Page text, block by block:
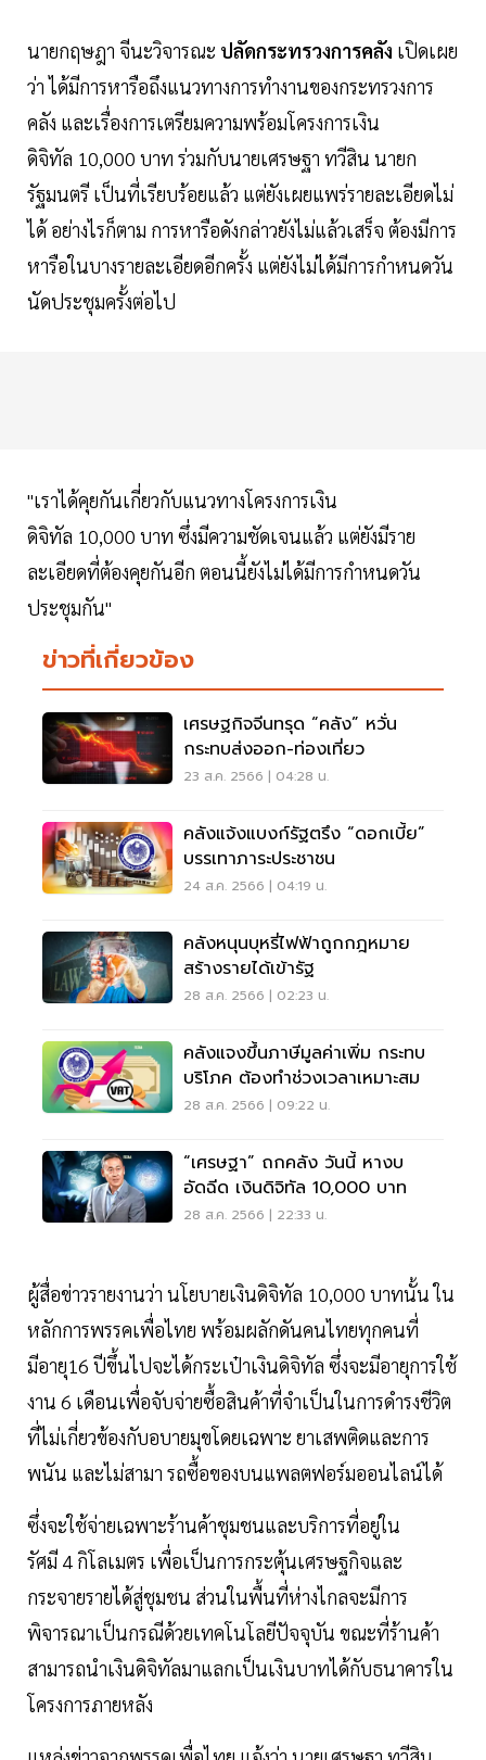
นายกฤษฎา จีนะวิจารณะ ปลัดกระทรวงการคลัง เปิดเผย
ว่า ได้มีการหารือถึงแนวทางการทำงานของกระทรวงการ
คลัง และเรื่องการเตรียมความพร้อมโครงการเงิน
ดิจิทัล 10,000 บาท ร่วมกับนายเศรษฐา ทวีสิน นายก
รัฐมนตรี เป็นที่เรียบร้อยแล้ว แต่ยังเผยแพร่รายละเอียดไม่
ได้ อย่างไรก็ตาม การหารือดังกล่าวยังไม่แล้วเสร็จ ต้องมีการ
หารือในบางรายละเอียดอีกครั้ง แต่ยังไม่ได้มีการกำหนดวัน
นัดประชุมครั้งต่อไป
"เราได้คุยกันเกี่ยวกับแนวทางโครงการเงิน
ดิจิทัล 10,000 บาท ซึ่งมีความชัดเจนแล้ว แต่ยังมีราย
ละเอียดที่ต้องคุยกันอีก ตอนนี้ยังไม่ได้มีการกำหนดวัน
ประชุมกัน"
ข่าวที่เกี่ยวข้อง
เศรษฐกิจจีนทรุด “คลัง” หวั่น
กระทบส่งออก-ท่องเที่ยว
23 ส.ค. 2566 | 04:28 น.
คลังแจ้งแบงก์รัฐตรึง “ดอกเบี้ย”
บรรเทาภาระประชาชน
24 ส.ค. 2566 | 04:19 น.
คลังหนุนบุหรี่ไฟฟ้าถูกกฎหมาย
สร้างรายได้เข้ารัฐ
28 ส.ค. 2566 | 02:23 น.
คลังแจงขึ้นภาษีมูลค่าเพิ่ม กระทบ
บริโภค ต้องทำช่วงเวลาเหมาะสม
28 ส.ค. 2566 | 09:22 น.
“เศรษฐา” ถกคลัง วันนี้ หางบ
อัดฉีด เงินดิจิทัล 10,000 บาท
28 ส.ค. 2566 | 22:33 น.
ผู้สื่อข่าวรายงานว่า นโยบายเงินดิจิทัล 10,000 บาทนั้น ใน
หลักการพรรคเพื่อไทย พร้อมผลักดันคนไทยทุกคนที่
มีอายุ16 ปีขึ้นไปจะได้กระเป๋าเงินดิจิทัล ซึ่งจะมีอายุการใช้
งาน 6 เดือนเพื่อจับจ่ายซื้อสินค้าที่จำเป็นในการดำรงชีวิต
ที่ไม่เกี่ยวข้องกับอบายมุขโดยเฉพาะ ยาเสพติดและการ
พนัน และไม่สามา รถซื้อของบนแพลตฟอร์มออนไลน์ได้
ซึ่งจะใช้จ่ายเฉพาะร้านค้าชุมชนและบริการที่อยู่ใน
รัศมี 4 กิโลเมตร เพื่อเป็นการกระตุ้นเศรษฐกิจและ
กระจายรายได้สู่ชุมชน ส่วนในพื้นที่ห่างไกลจะมีการ
พิจารณาเป็นกรณีด้วยเทคโนโลยีปัจจุบัน ขณะที่ร้านค้า
สามารถนำเงินดิจิทัลมาแลกเป็นเงินบาทได้กับธนาคารใน
โครงการภายหลัง